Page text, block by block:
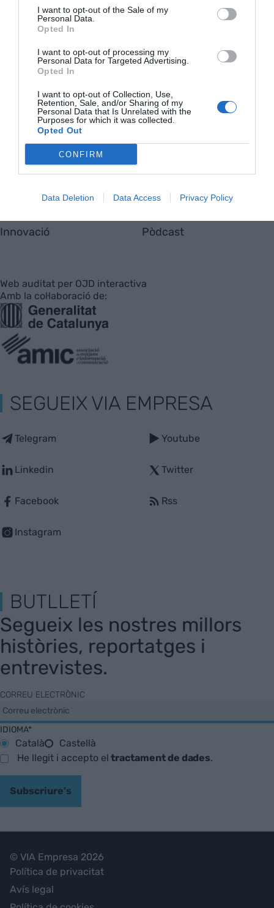
I want to opt-out of the Sale of my
Personal Data.
Opted In
I want to opt-out of processing my
Personal Data for Targeted Advertising.
Opted In
I want to opt-out of Collection, Use,
Retention, Sale, and/or Sharing of my
Personal Data that Is Unrelated with the
Purposes for which it was collected.
Opted Out
CONFIRM
Data Deletion Data Access Privacy Policy
Empresa
Qui som
Contacta'ns
EnpresaBIDEA
Última Hora
Economia
Empresa
Innovació
Afterwork
Agenda
Pòdcast
Web auditat per OJD interactiva
Amb la col·laboració de:
SEGUEIX VIA EMPRESA
Telegram
Linkedin
Facebook
Instagram
Youtube
Twitter
Rss
BUTLLETÍ
Segueix les nostres millors
històries, reportatges i
entrevistes.
CORREU ELECTRÒNIC
IDIOMA*
Català
Castellà
He llegit i accepto eltractament de dades.
Subscriure's
© VIA Empresa 2026
Política de privacitat
Avís legal